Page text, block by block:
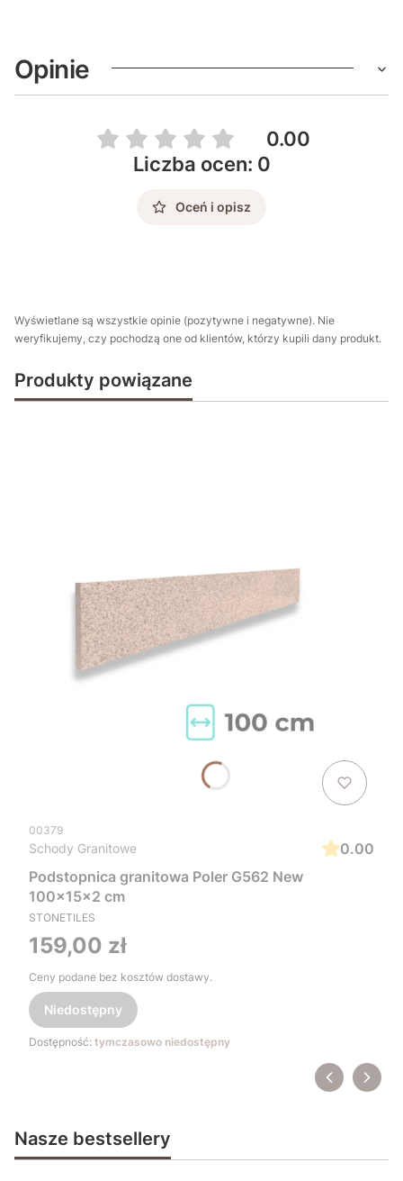
Opinie
0.00
Liczba ocen: 0
Oceń i opisz
Wyświetlane są wszystkie opinie (pozytywne i negatywne). Nie
weryfikujemy, czy pochodzą one od klientów, którzy kupili dany produkt.
Produkty powiązane
00379
Schody Granitowe
0.00
Podstopnica granitowa Poler G562 New
100x15x2 cm
STONETILES
Cena
159,00 zł
Ceny podane bez kosztów dostawy.
Niedostępny
Dostępność: tymczasowo niedostępny
Nasze bestsellery